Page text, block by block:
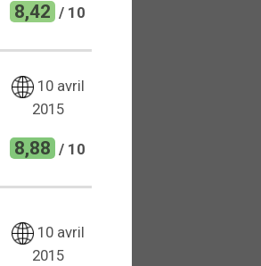
8,42 / 10
10 avril
2015
8,88 / 10
10 avril
2015